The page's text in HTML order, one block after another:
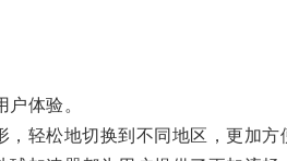
体验。
松地切换到不同地区，更加方